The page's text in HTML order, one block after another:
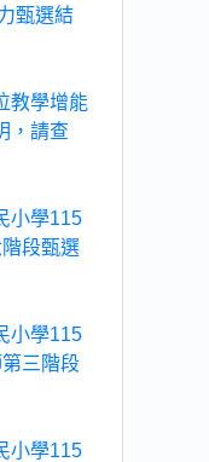
甄選結
教學增能
，請查
小學115
段甄選
小學115
三階段
小學115